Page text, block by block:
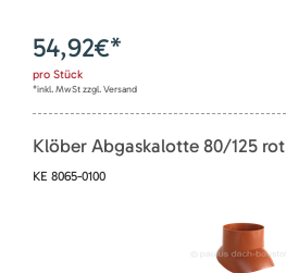
54,92€*
pro Stück
*inkl. MwSt zzgl. Versand
Klöber Abgaskalotte 80/125 rot
KE 8065-0100